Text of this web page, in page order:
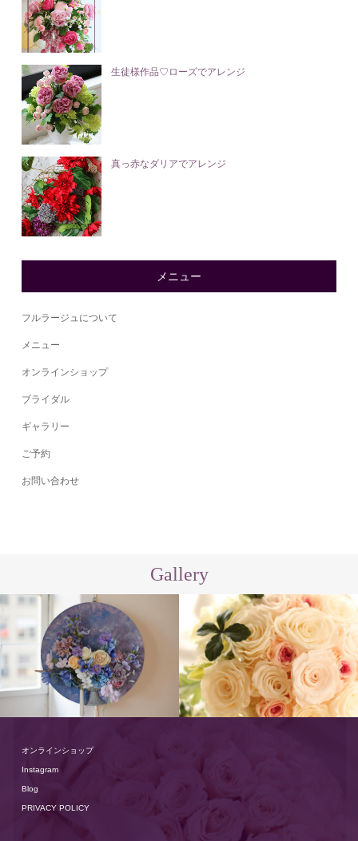
生徒様作品♡ローズでアレンジ
真っ赤なダリアでアレンジ
メニュー
フルラージュについて
メニュー
オンラインショップ
ブライダル
ギャラリー
ご予約
お問い合わせ
Gallery
オンラインショップ
Instagram
Blog
PRIVACY POLICY